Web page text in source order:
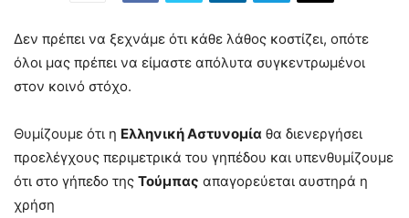
Δεν πρέπει να ξεχνάμε ότι κάθε λάθος κοστίζει, οπότε
όλοι μας πρέπει να είμαστε απόλυτα συγκεντρωμένοι
στον κοινό στόχο.
Θυμίζουμε ότι η Ελληνική Αστυνομία θα διενεργήσει
προελέγχους περιμετρικά του γηπέδου και υπενθυμίζουμε
ότι στο γήπεδο της Τούμπας απαγορεύεται αυστηρά η
χρήση